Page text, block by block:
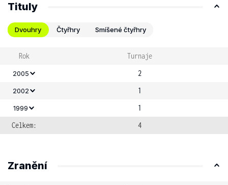
Tituly
Dvouhry Čtyřhry Smíšené čtyřhry
Rok Turnaje
2005 2
2002 1
1999
1
Celkem:
4
Zranění